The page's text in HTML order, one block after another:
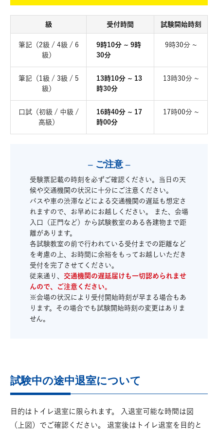
級 受付時間 試験開始時刻
筆記（2級 / 4級 / 6
級）
9時10分 ~ 9時
30分
9時30分 ~
筆記（1級 / 3級 / 5
級）
13時10分 ~ 13
時30分
13時30分 ~
口試（初級 / 中級 /
高級）
16時40分 ~ 17
時00分
17時00分 ~
– ご注意 –
受験票記載の時刻を必ずご確認ください。当日の天
候や交通機関の状況に十分にご注意ください。
バスや車の渋滞などによる交通機関の遅延も想定さ
れますので、お早めにお越しください。 また、会場
入口（正門など）から試験教室のある各建物まで距
離があります。
各試験教室の前で行われている受付までの距離など
を考慮の上、お時間に余裕をもってお越しいただき
受付を完了させてください。
従来通り、 交通機関の遅延届けも一切認められませ
んので、ご注意ください。
※会場の状況により受付開始時刻が早まる場合もあ
ります。その場合でも試験開始時刻の変更はありま
せん。
試験中の途中退室について
目的はトイレ退室に限られます。 入退室可能な時間は図
（上図）でご確認ください。 退室後はトイレ退室を目的と